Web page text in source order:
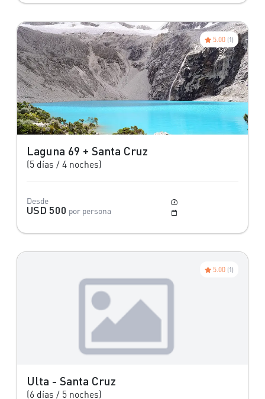
Laguna 69 + Santa Cruz
(5 días / 4 noches)
Desde
USD 500 por persona
5.00 (1)
Ulta - Santa Cruz
(6 días / 5 noches)
5.00 (1)